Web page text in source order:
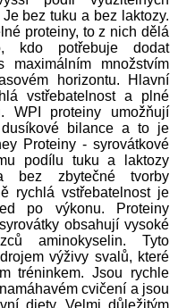
bez tuku a bez laktozy.
proteiny, to z nich dělá
kdo potřebuje dodat
maximálním množstvím
horizontu. Hlavní
vstřebatelnost a plné
WPI proteiny umožňují
bilance a to je
Proteiny - syrovátkové
podílu tuku a laktozy
bez zbytečné tvorby
rychlá vstřebatelnost je
po výkonu. Proteiny
obsahují vysoké
aminokyselin. Tyto
výživy svalů, které
tréninkem. Jsou rychle
cvičení a jsou
diety. Velmi důležitým